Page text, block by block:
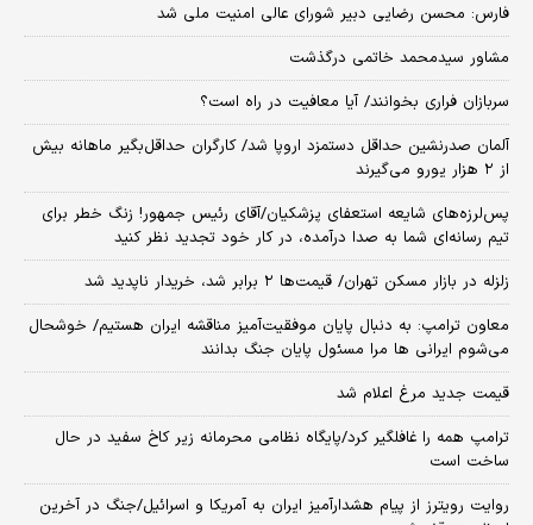
فارس: محسن رضایی دبیر شورای عالی امنیت ملی شد
مشاور سیدمحمد خاتمی درگذشت
سربازان فراری بخوانند/ آیا معافیت در راه است؟
آلمان صدرنشین حداقل دستمزد اروپا شد/ کارگران حداقل‌بگیر ماهانه بیش
از ۲ هزار یورو می‌گیرند
پس‌لرزه‌های شایعه استعفای پزشکیان/آقای رئیس جمهور! زنگ خطر برای
تیم رسانه‌ای شما به صدا درآمده، در کار خود تجدید نظر کنید
زلزله در بازار مسکن تهران/ قیمت‌ها ۲ برابر شد، خریدار ناپدید شد
معاون ترامپ: به دنبال پایان موفقیت‌آمیز مناقشه ایران هستیم/ خوشحال
می‌شوم ایرانی ها مرا مسئول پایان جنگ بدانند
قیمت جدید مرغ اعلام شد
ترامپ همه را غافلگیر کرد/پایگاه نظامی محرمانه زیر کاخ سفید در حال
ساخت است
روایت رویترز از پیام هشدارآمیز ایران به آمریکا و اسرائیل/جنگ در آخرین